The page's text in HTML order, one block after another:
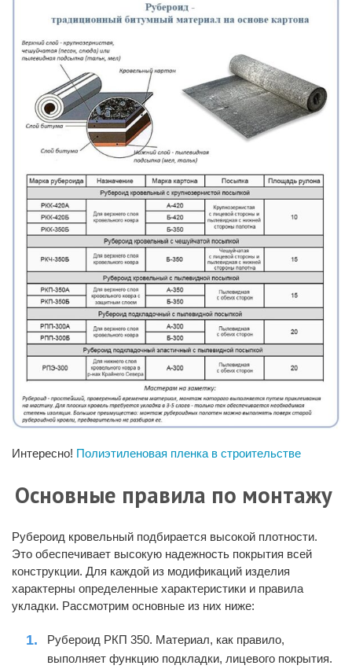
Интересно! Полиэтиленовая пленка в строительстве
Основные правила по монтажу
Рубероид кровельный подбирается высокой плотности.
Это обеспечивает высокую надежность покрытия всей
конструкции. Для каждой из модификаций изделия
характерны определенные характеристики и правила
укладки. Рассмотрим основные из них ниже:
Рубероид РКП 350. Материал, как правило,
выполняет функцию подкладки, лицевого покрытия.